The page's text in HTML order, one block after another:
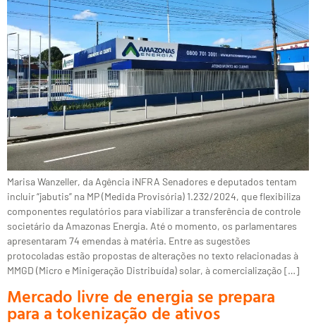
Marisa Wanzeller, da Agência iNFRA Senadores e deputados tentam
incluir “jabutis” na MP (Medida Provisória) 1.232/2024, que flexibiliza
componentes regulatórios para viabilizar a transferência de controle
societário da Amazonas Energia. Até o momento, os parlamentares
apresentaram 74 emendas à matéria. Entre as sugestões
protocoladas estão propostas de alterações no texto relacionadas à
MMGD (Micro e Minigeração Distribuída) solar, à comercialização […]
Mercado livre de energia se prepara
para a tokenização de ativos